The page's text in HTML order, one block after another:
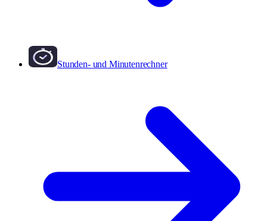
Stunden- und Minutenrechner